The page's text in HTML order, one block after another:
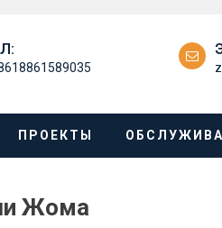
ПРОЕКТЫ
Жома